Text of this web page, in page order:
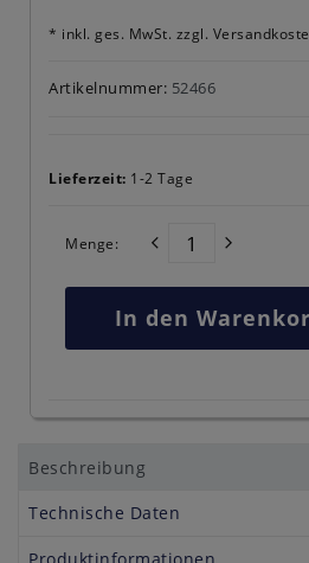
* inkl. ges. MwSt. zzgl.
Artikelnummer: 52466
Lieferzeit: 1-2 Tage
Menge:
In den
Beschreibung
Technische Daten